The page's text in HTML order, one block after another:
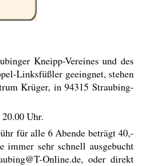
Kneipp-Vereines und des
Linksfüßler geeingnet, stehen
Krüger, in 94315 Straubing-
Uhr.
für alle 6 Abende beträgt 40,-
immer sehr schnell ausgebucht
Online.de, oder direkt